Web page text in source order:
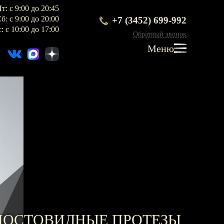
с 9:00 до 20:45
с 9:00 до 20:00
с 10:00 до 17:00
+7 (3452) 699-992
Обратный звонок
Меню
с 9:00 до 20:45
с 9:00 до 20:00
+7 (3452) 699-992
Обратный звонок
Меню
Безметалловая керамика
Вкладки
All-on-4 ПРОТЕЗЫ